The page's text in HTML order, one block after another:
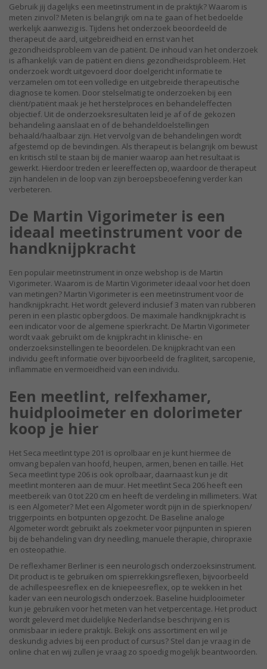
Gebruik jij dagelijks een meetinstrument in de praktijk? Waarom is
meten zinvol? Meten is belangrijk om na te gaan of het bedoelde
werkelijk aanwezig is. Tijdens het onderzoek beoordeeld de
therapeut de aard, uitgebreidheid en ernst van het
gezondheidsprobleem van de patiënt. De inhoud van het onderzoek
is afhankelijk van de patiënt en diens gezondheidsprobleem. Het
onderzoek wordt uitgevoerd door doelgericht informatie te
verzamelen om tot een volledige en uitgebreide therapeutische
diagnose te komen. Door stelselmatig te onderzoeken bij een
cliënt/patiënt maak je het herstelproces en behandeleffecten
objectief. Uit de onderzoeksresultaten leid je af of de gekozen
behandeling aanslaat en of de behandeldoelstellingen
behaald/haalbaar zijn. Het vervolg van de behandelingen wordt
afgestemd op de bevindingen. Als therapeut is belangrijk om bewust
en kritisch stil te staan bij de manier waarop aan het resultaat is
gewerkt. Hierdoor treden er leereffecten op, waardoor de therapeut
zijn handelen in de loop van zijn beroepsbeoefening verder kan
verbeteren.
De Martin Vigorimeter is een
ideaal meetinstrument voor de
handknijpkracht
Een populair meetinstrument in onze webshop is de Martin
Vigorimeter. Waarom is de Martin Vigorimeter ideaal voor het doen
van metingen? Martin Vigorimeter is een meetinstrument voor de
handknijpkracht. Het wordt geleverd inclusief 3 maten van rubberen
peren in een plastic opbergdoos. De maximale handknijpkracht is
een indicator voor de algemene spierkracht. De Martin Vigorimeter
wordt vaak gebruikt om de knijpkracht in klinische- en
onderzoeksinstellingen te beoordelen. De knijpkracht van een
individu geeft informatie over bijvoorbeeld de fragiliteit, sarcopenie,
inflammatie en vermoeidheid van een individu.
Een meetlint, relfexhamer,
huidplooimeter en dolorimeter
koop je hier
Het Seca meetlint type 201 is oprolbaar en je kunt hiermee de
omvang bepalen van hoofd, heupen, armen, benen en taille. Het
Seca meetlint type 206 is ook oprolbaar, daarnaast kun je dit
meetlint monteren aan de muur. Het meetlint Seca 206 heeft een
meetbereik van 0 tot 220 cm en heeft de verdeling in millimeters. Wat
is een Algometer? Met een Algometer wordt pijn in de spierknopen/
triggerpoints en botpunten opgezocht. De Baseline analoge
Algometer wordt gebruikt als zoekmeter voor pijnpunten in spieren
bij de behandeling van dry needling, manuele therapie, chiropraxie
en osteopathie.
De reflexhamer Berliner is een neurologisch onderzoeksinstrument.
Dit product is te gebruiken om spierrekkingsreflexen, bijvoorbeeld
de achillespeesreflex en de kniepeesreflex, op te wekken in het
kader van een neurologisch onderzoek. Baseline huidplooimeter
kun je gebruiken voor het meten van het vetpercentage. Het product
wordt geleverd met duidelijke Nederlandse beschrijving en is
onmisbaar in iedere praktijk. Bekijk ons assortiment en wil je
deskundig advies bij een product of cursus? Stel dan je vraag in de
online chat en wij zullen je vraag zo spoedig mogelijk beantwoorden.